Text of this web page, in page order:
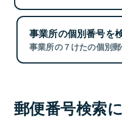
事業所の個別番号を
事業所の７けたの個別
郵便番号検索